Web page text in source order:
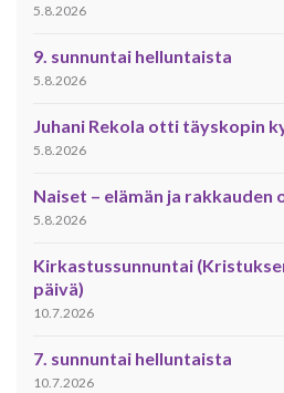
5.8.2026
9. sunnuntai helluntaista
5.8.2026
Juhani Rekola otti täyskopin
5.8.2026
Naiset – elämän ja rakkauden
5.8.2026
Kirkastussunnuntai
päivä)
10.7.2026
7. sunnuntai helluntaista
10.7.2026